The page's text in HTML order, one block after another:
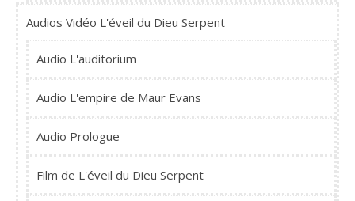
Audios Vidéo L'éveil du Dieu Serpent
Audio L'auditorium
Audio L'empire de Maur Evans
Audio Prologue
Film de L'éveil du Dieu Serpent